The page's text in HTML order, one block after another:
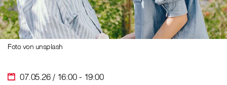
07.05.26 / 16:00 - 19:00
Foto von unsplash